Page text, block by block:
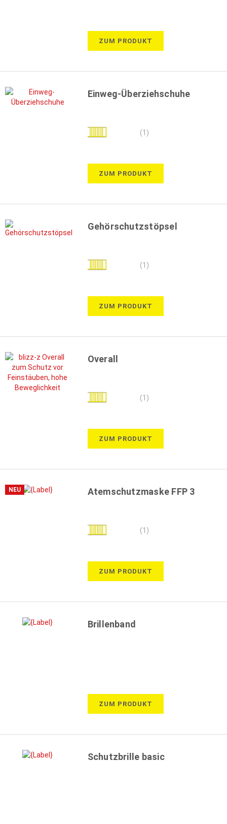
ZUM PRODUKT
Einweg-Überziehschuhe
Bewertung: (1)
ZUM PRODUKT
Gehörschutzstöpsel
Bewertung: (1)
ZUM PRODUKT
Overall
Bewertung: (1)
ZUM PRODUKT
NEU Atemschutzmaske FFP 3
Bewertung: (1)
ZUM PRODUKT
Brillenband
ZUM PRODUKT
Schutzbrille basic